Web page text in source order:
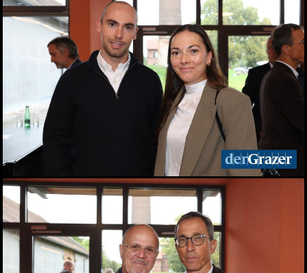
31.05.2026
Fußball-Legende Toni
Polster im Murpark
30.05.2026
Landessieger gekürt:
Lackner ist Weingut des
Jahres 2026
28.05.2026
Night of Young Leaders
Zinzengrinsen - Das Fest
Zinzendorfgasse
23.05.2026
Chorfestival: Voices of
Spirit erklangen in Graz